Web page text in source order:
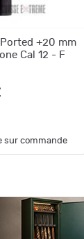
Ported +20 mm
Cal 12 - F
sur commande